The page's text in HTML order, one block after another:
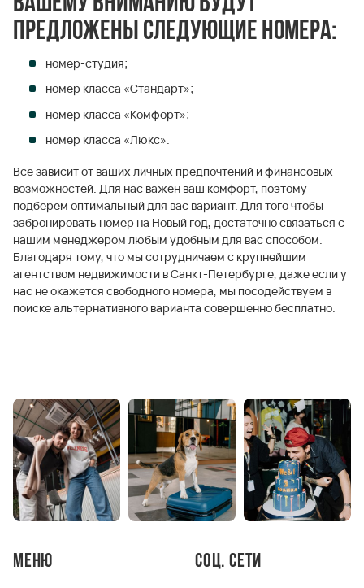
предложены следующие номера:
номер-студия;
номер класса «Стандарт»;
номер класса «Комфорт»;
номер класса «Люкс».
Все зависит от ваших личных предпочтений и финансовых
возможностей. Для нас важен ваш комфорт, поэтому
подберем оптимальный для вас вариант. Для того чтобы
забронировать номер на Новый год, достаточно связаться с
нашим менеджером любым удобным для вас способом.
Благодаря тому, что мы сотрудничаем с крупнейшим
агентством недвижимости в Санкт-Петербурге, даже если у
нас не окажется свободного номера, мы посодействуем в
поиске альтернативного варианта совершенно бесплатно.
Меню Соц. сети